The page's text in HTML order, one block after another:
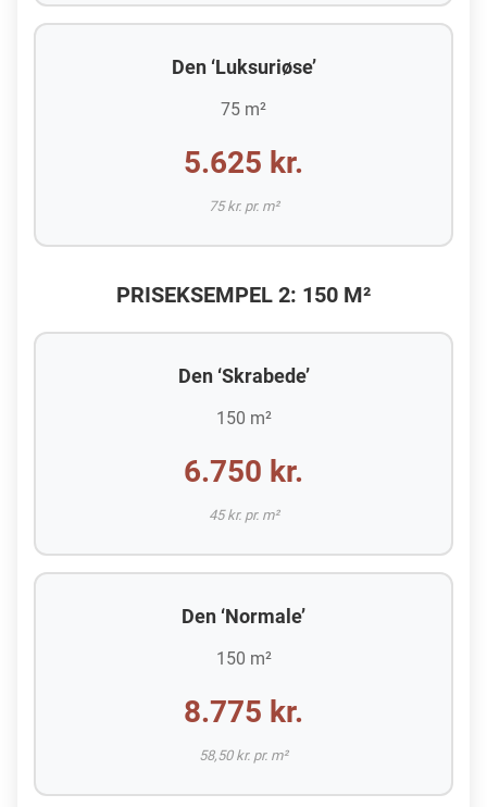
Den ‘Luksuriøse’
75 m²
5.625 kr.
75 kr. pr. m²
PRISEKSEMPEL 2: 150 M²
Den ‘Skrabede’
150 m²
6.750 kr.
45 kr. pr. m²
Den ‘Normale’
150 m²
8.775 kr.
58,50 kr. pr. m²